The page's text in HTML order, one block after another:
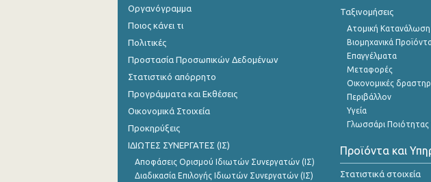
Οργανόγραμμα
Ποιος κάνει τι
Πολιτικές
Προστασία Προσωπικών Δεδομένων
Στατιστικό απόρρητο
Προγράμματα και Εκθέσεις
Οικονομικά Στοιχεία
Προκηρύξεις
ΙΔΙΩΤΕΣ ΣΥΝΕΡΓΑΤΕΣ (ΙΣ)
Αποφάσεις Ορισμού Ιδιωτών Συνεργατών (ΙΣ)
Διαδικασία Επιλογής Ιδιωτών Συνεργατών (ΙΣ)
Ταξινομήσεις
Ατομική Κατανάλωση
Βιομηχανικά
Επαγγέλματα
Μεταφορές
Οικονομικές
Περιβάλλον
Υγεία
Γλωσσάρι
Προϊόντα και
Στατιστικά στοιχεία